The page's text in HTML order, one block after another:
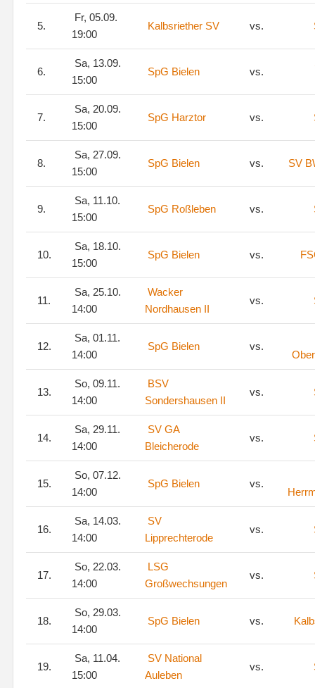
5.
Fr, 05.09.
19:00
Kalbsriether SV vs.
6.
Sa, 13.09.
15:00
SpG Bielen vs.
7.
Sa, 20.09.
15:00
SpG Harztor vs.
8.
Sa, 27.09.
15:00
SpG Bielen vs. SV
9.
Sa, 11.10.
15:00
SpG Roßleben vs.
10.
Sa, 18.10.
15:00
SpG Bielen vs.
11.
Sa, 25.10.
14:00
Wacker
Nordhausen II
vs.
12.
Sa, 01.11.
14:00
SpG Bielen vs.
13.
So, 09.11.
14:00
BSV
Sondershausen II
vs.
14.
Sa, 29.11.
14:00
SV GA
Bleicherode
vs.
15.
So, 07.12.
14:00
SpG Bielen vs.
16.
Sa, 14.03.
14:00
SV
Lipprechterode
vs.
17.
So, 22.03.
14:00
LSG
Großwechsungen
vs.
18.
So, 29.03.
14:00
SpG Bielen vs.
19.
Sa, 11.04.
15:00
SV National
Auleben
vs.